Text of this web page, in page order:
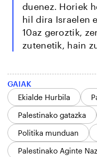
duenez. Horiek
hil dira Israelen
10az geroztik,
zutenetik, hain
GAIAK
Ekialde Hurbila
Palestinako gatazka
Politika munduan
Palestinako Aginte